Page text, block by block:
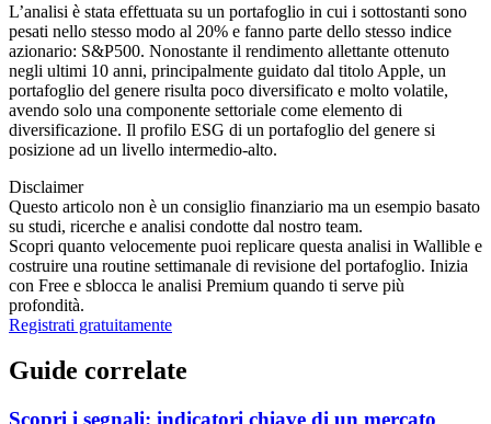
L’analisi è stata effettuata su un portafoglio in cui i sottostanti sono
pesati nello stesso modo al 20% e fanno parte dello stesso indice
azionario: S&P500. Nonostante il rendimento allettante ottenuto
negli ultimi 10 anni, principalmente guidato dal titolo Apple, un
portafoglio del genere risulta poco diversificato e molto volatile,
avendo solo una componente settoriale come elemento di
diversificazione. Il profilo ESG di un portafoglio del genere si
posizione ad un livello intermedio-alto.
Disclaimer
Questo articolo non è un consiglio finanziario ma un esempio basato
su studi, ricerche e analisi condotte dal nostro team.
Scopri quanto velocemente puoi replicare questa analisi in Wallible e
costruire una routine settimanale di revisione del portafoglio. Inizia
con Free e sblocca le analisi Premium quando ti serve più
profondità.
Registrati gratuitamente
Guide correlate